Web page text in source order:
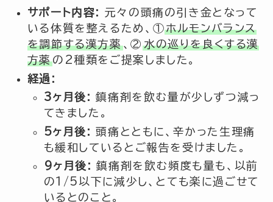
サポート内容:
元々の頭痛の引き金となって
いる体質を整えるため、①ホルモンバランス
を調節する漢方薬、② 水の巡りを良くする漢
方薬の2種類をご提案しました。
経過:
3ヶ月後: 鎮痛剤を飲む量が少しずつ減っ
てきました。
5ヶ月後: 頭痛とともに、辛かった生理痛
も緩和しているとご報告を受けました。
9ヶ月後: 鎮痛剤を飲む頻度も量も、以前
の1/5以下に減少し、とても楽に過ごせて
いるとのこと。